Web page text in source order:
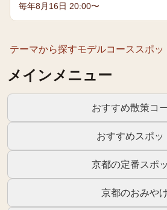
メインメニュー
おすすめ散策コ
おすすめスポッ
京都の定番スポ
京都のおみや
毎年8月16日 20:00〜
テーマから探すモデルコース スポッ